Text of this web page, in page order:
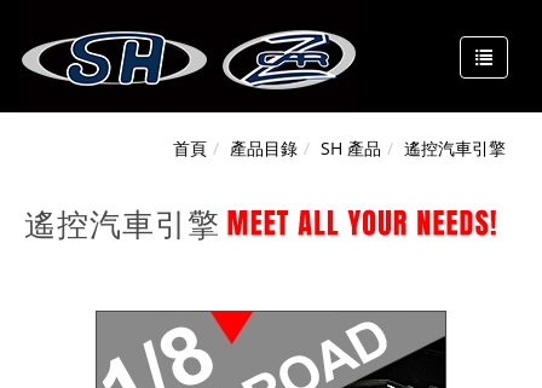
首頁 產品目錄 SH 產品 遙控汽車引擎
遙控汽車引擎